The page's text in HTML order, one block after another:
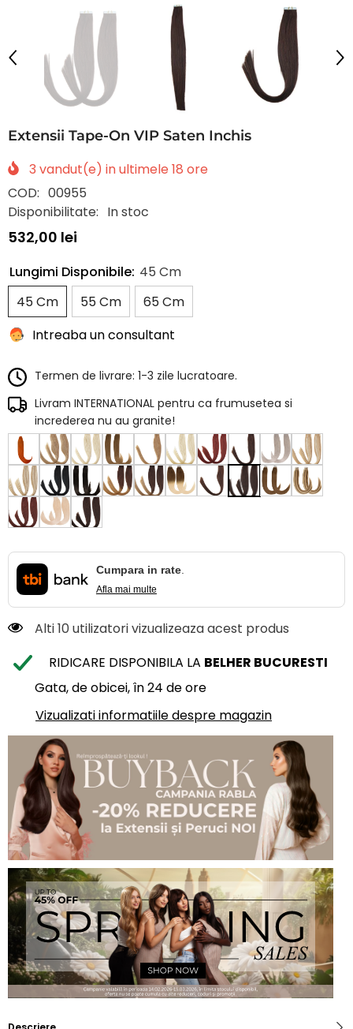
Extensii Tape-On VIP Saten Inchis
3 vandut(e) in ultimele 18 ore
COD: 00955
Disponibilitate: In stoc
532,00 lei
Lungimi Disponibile: 45 Cm
45 Cm
55 Cm
65 Cm
Intreaba un consultant
Termen de livrare: 1-3 zile lucratoare.
Livram INTERNATIONAL pentru ca frumusetea si
increderea nu au granite!
Cumpara in rate.
Afla mai multe
Alti 10 utilizatori vizualizeaza acest produs
RIDICARE DISPONIBILA LA BELHER BUCURESTI
Gata, de obicei, în 24 de ore
Vizualizati informatiile despre magazin